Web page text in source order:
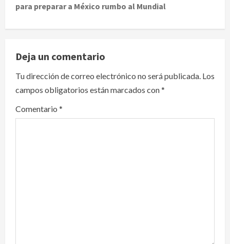
n
a
v
i
g
a
para preparar a México rumbo al Mundial
Deja un comentario
Tu dirección de correo electrónico no será publicada. Los
campos obligatorios están marcados con*
Comentario *